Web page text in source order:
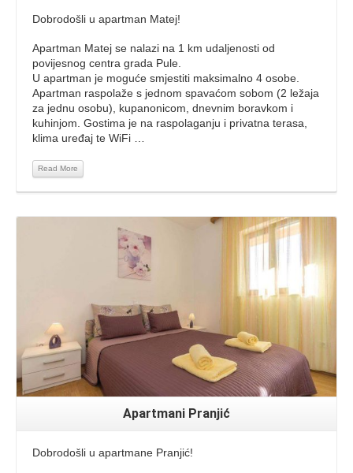
Dobrodošli u apartman Matej!
Apartman Matej se nalazi na 1 km udaljenosti od
povijesnog centra grada Pule.
U apartman je moguće smjestiti maksimalno 4 osobe.
Apartman raspolaže s jednom spavaćom sobom (2 ležaja
za jednu osobu), kupanonicom, dnevnim boravkom i
kuhinjom. Gostima je na raspolaganju i privatna terasa,
klima uređaj te WiFi …
Read More
Read More
Apartmani Pranjić
Dobrodošli u apartmane Pranjić!